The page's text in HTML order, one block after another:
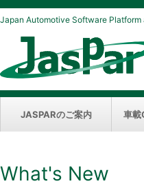
Japan Automotive Software
JASPARのご案内 車載
What's New